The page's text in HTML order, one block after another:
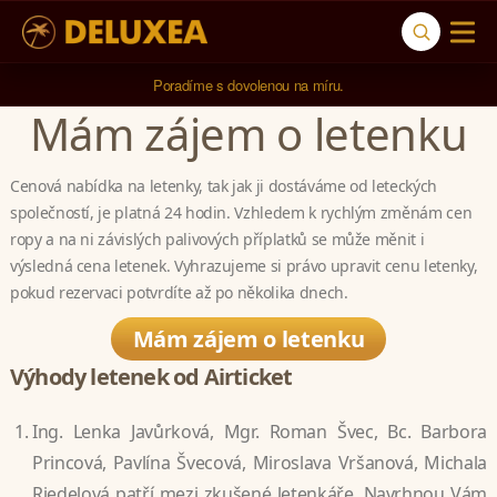
Poradíme s dovolenou na míru.
Mám zájem o letenku
Cenová nabídka na letenky, tak jak ji dostáváme od leteckých
společností, je platná 24 hodin. Vzhledem k rychlým změnám cen
ropy a na ni závislých palivových příplatků se může měnit i
výsledná cena letenek. Vyhrazujeme si právo upravit cenu letenky,
pokud rezervaci potvrdíte až po několika dnech.
Mám zájem o letenku
Výhody letenek od Airticket
Ing. Lenka Javůrková, Mgr. Roman Švec, Bc. Barbora
Princová, Pavlína Švecová, Miroslava Vršanová, Michala